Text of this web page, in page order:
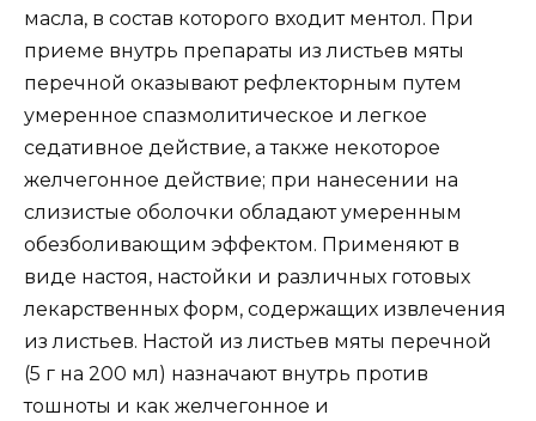
масла, в состав которого входит ментол. При
приеме внутрь препараты из листьев мяты
перечной оказывают рефлекторным путем
умеренное спазмолитическое и легкое
седативное действие, а также некоторое
желчегонное действие; при нанесении на
слизистые оболочки обладают умеренным
обезболивающим эффектом. Применяют в
виде настоя, настойки и различных готовых
лекарственных форм, содержащих извлечения
из листьев. Настой из листьев мяты перечной
(5 г на 200 мл) назначают внутрь против
тошноты и как желчегонное и